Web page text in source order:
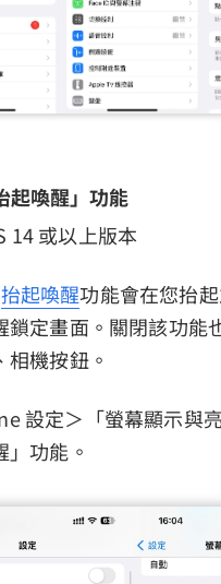
起喚醒」功能
14 或以上版本
抬起喚醒功能會在您抬
鎖定畫面。關閉該功能
機按鈕。
設定＞「螢幕顯示與
」功能。